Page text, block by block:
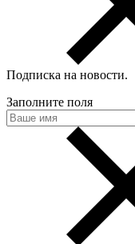
Подписка на новости.
Заполните поля